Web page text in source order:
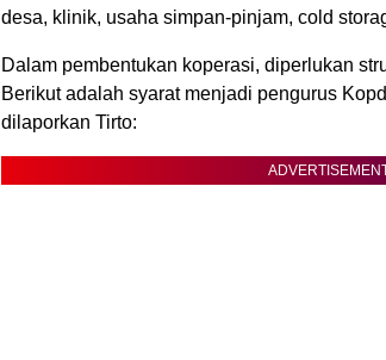
desa, klinik, usaha simpan-pinjam, cold
Dalam pembentukan koperasi, diperlukan
Berikut adalah syarat menjadi pengurus
dilaporkan Tirto: